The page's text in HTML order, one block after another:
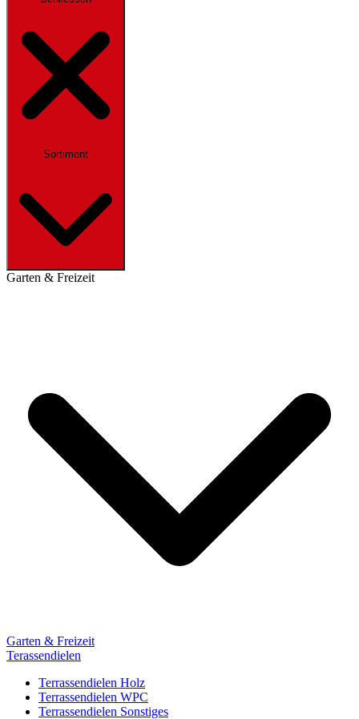
Sortiment
Garten & Freizeit
Garten & Freizeit
Terassendielen
Terrassendielen Holz
Terrassendielen WPC
Terrassendielen Sonstiges